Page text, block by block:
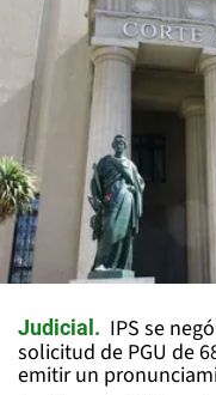
Judicial
IPS se
solicitud de PGU de
emitir un